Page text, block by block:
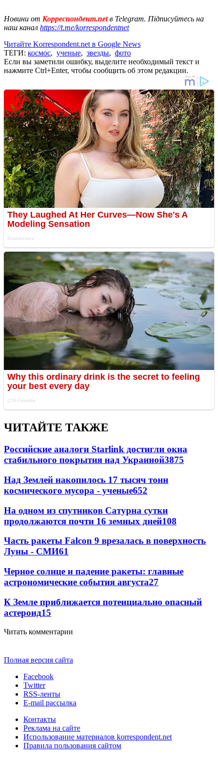
Новини от Корреспондент.netв Telegram. Підписуйтесь на
наш канал https://t.me/korrespondentnet
Читайте Korrespondent.net в Google News
ТЕГИ: космос, ученые, звезды, фото
Если вы заметили ошибку, выделите необходимый текст и
нажмите Ctrl+Enter, чтобы сообщить об этом редакции.
ЧИТАЙТЕ ТАКЖЕ
Российские аналоги Starlink достигли окна
стабильного покрытия над Украиной3875
Над Землей накопилось 17 тысяч тонн
космического мусора - ученые652
На одном из спутников Сатурна сутки
продолжаются почти 16 земных дней108
Часть ракеты Falcon 9 врезалась в поверхность
Луны - СМИ61
Черное солнце и падение ракеты: главные
астрономические события августа27
К Земле приближается потенциально опасный
астероид15
Читать комментарии
Полная версия сайта
Facebook
Twitter
RSS-ленты
E-mail рассылка
Контакты
Реклама на сайте
Использование материалов korrespondent.net
Правила пользования сайтом